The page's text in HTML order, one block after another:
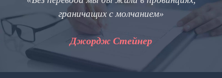
граничащих с молчанием»
Джордж Стейнер